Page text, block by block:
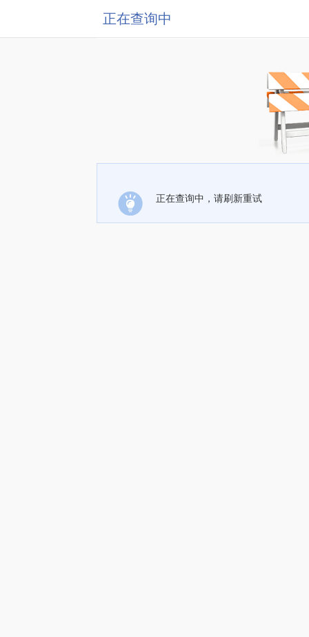
正在查询中
正在查询中，请刷新重试